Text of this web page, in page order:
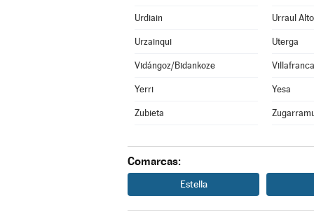
Urdiain Urraul Alto
Urzainqui Uterga
Vidángoz/Bidankoze Villafranca
Yerri Yesa
Zubieta
Comarcas:
Estella